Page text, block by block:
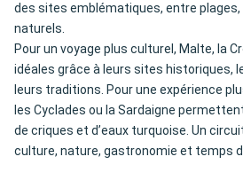
des sites emblématiques, entre
naturels.
Pour un voyage plus culturel, Malte, la
idéales grâce à leurs sites historiques,
leurs traditions. Pour une expérience
les Cyclades ou la Sardaigne
de criques et d’eaux turquoise. Un
culture, nature, gastronomie et temps